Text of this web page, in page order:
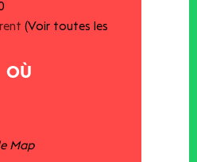
(Voir toutes les
OÙ
Map